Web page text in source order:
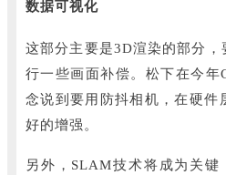
数据可视化
这部分主要是3D渲染的部分
行一些画面补偿。 松下在今年
念说到要用防抖相机，在硬件
好的增强。
另外，SLAM技术将成为关键